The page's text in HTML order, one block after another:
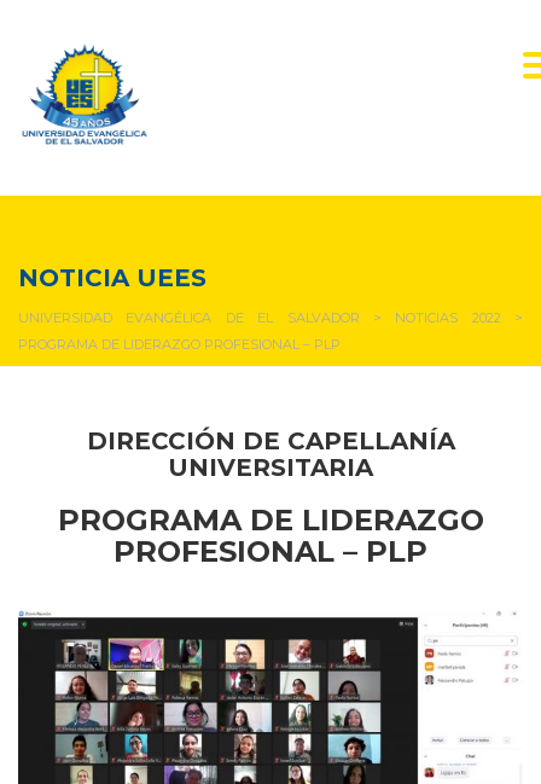
NOTICIA UEES
UNIVERSIDAD EVANGÉLICA DE EL SALVADOR > NOTICIAS 2022>
PROGRAMA DE LIDERAZGO PROFESIONAL – PLP
DIRECCIÓN DE CAPELLANÍA
UNIVERSITARIA
PROGRAMA DE LIDERAZGO
PROFESIONAL – PLP